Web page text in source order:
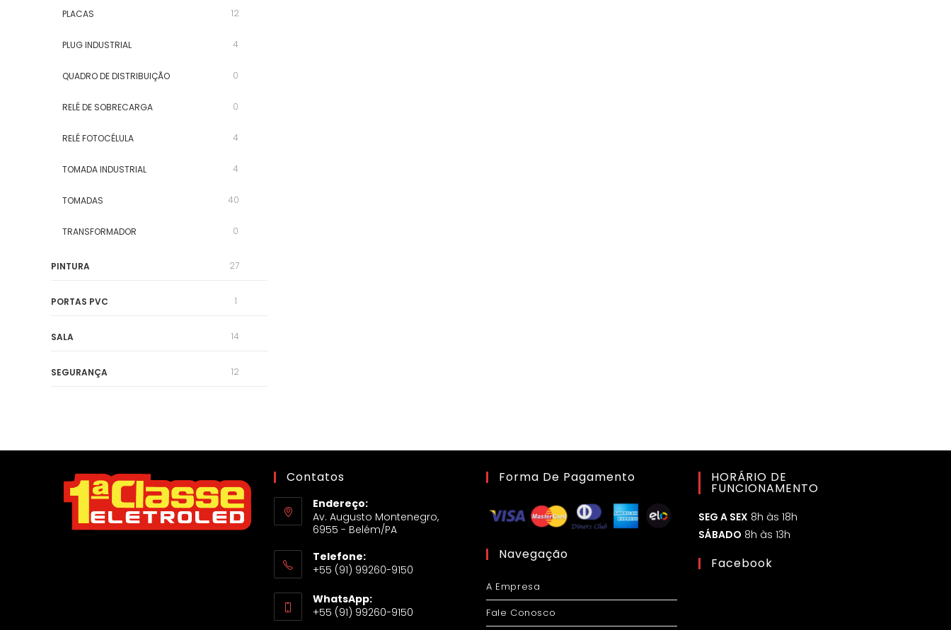
PLACAS 12
PLUG INDUSTRIAL 4
QUADRO DE DISTRIBUIÇÃO 0
RELÉ DE SOBRECARGA 0
RELÉ FOTOCÉLULA 4
TOMADA INDUSTRIAL 4
TOMADAS 40
TRANSFORMADOR 0
PINTURA 27
PORTAS PVC 1
SALA 14
SEGURANÇA 12
Contatos
Endereço:
Av. Augusto Montenegro,
6955 - Belém/PA
Telefone:
+55 (91) 99260-9150
WhatsApp:
+55 (91) 99260-9150
Forma De Pagamento
Navegação
A Empresa
Fale Conosco
HORÁRIO DE
FUNCIONAMENTO
SEG A SEX 8h às 18h
SÁBADO 8h às 13h
Facebook